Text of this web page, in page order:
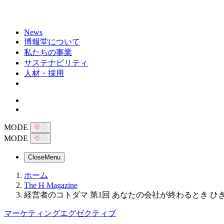
News
博報堂について
私たちの事業
サステナビリティ
人材・採用
MODE
MODE
CloseMenu
ホーム
The H Magazine
経営者のコトダマ 第1回 あなたの会社が終わるとき ひ
マーケティングエグゼクティブ